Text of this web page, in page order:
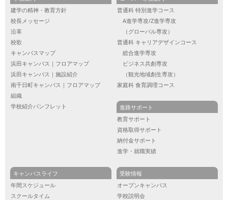
建学の精神・教育方針
校長メッセージ
沿革
校歌
キャンパスマップ
浜田キャンパス｜フロアマップ
浜田キャンパス｜施設紹介
南千日町キャンパス｜フロアマップ
組織
学校紹介パンフレット
普通科 特別進学コース
A進学専攻/Z進学専攻
（グローバル専攻）
普通科 キャリアデザインコース
総合進学専攻
ビジネス共創専攻
（観光地域創生専攻）
家庭科 食育調理コース
進路サポート
教育サポート
資格取得サポート
納付金サポート
進学・就職実績
キャンパスライフ
年間スケジュール
スクールタイム
受験情報
オープンキャンパス
学校説明会